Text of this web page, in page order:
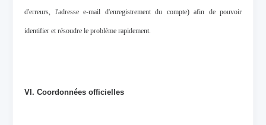
d'erreurs, l'adresse e-mail d'enregistrement du compte) afin de pouvoir
identifier et résoudre le problème rapidement.
VI. Coordonnées officielles